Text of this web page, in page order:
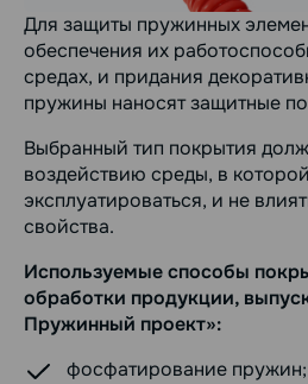
Для защиты пружинных
обеспечения их
средах, и придания
пружины наносят защитные
Выбранный тип покрытия
воздействию среды, в
эксплуатироваться, и не
свойства.
Используемые способы
обработки продукции,
Пружинный проект»:
фосфатирование пружин;